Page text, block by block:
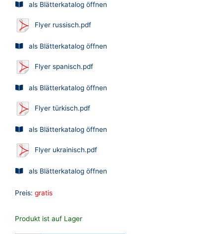
als Blätterkatalog öffnen
Flyer russisch.pdf
als Blätterkatalog öffnen
Flyer spanisch.pdf
als Blätterkatalog öffnen
Flyer türkisch.pdf
als Blätterkatalog öffnen
Flyer ukrainisch.pdf
als Blätterkatalog öffnen
Preis: gratis
Produkt ist auf Lager